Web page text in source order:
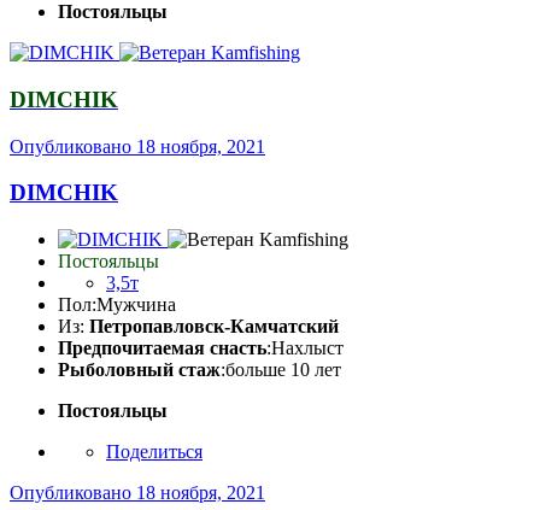
Постояльцы
DIMCHIK
Опубликовано 18 ноября, 2021
DIMCHIK
Постояльцы
3,5т
Пол:Мужчина
Из: Петропавловск-Камчатский
Предпочитаемая снасть:Нахлыст
Рыболовный стаж:больше 10 лет
Постояльцы
Поделиться
Опубликовано 18 ноября, 2021